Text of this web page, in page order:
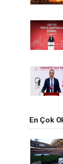
En Çok